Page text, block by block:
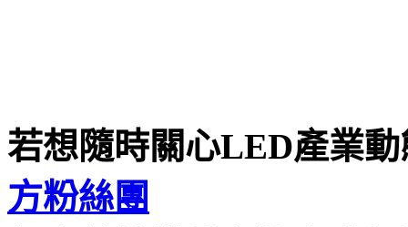
若想隨時關心LED產業
方粉絲團